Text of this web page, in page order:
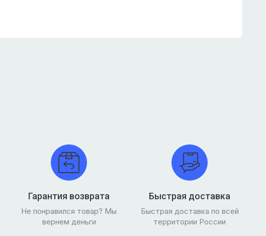
Гарантия возврата
Не понравился товар? Мы
вернем деньги
Быстрая доставка
Быстрая доставка по всей
территории России